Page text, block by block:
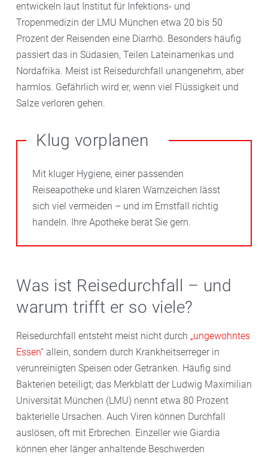
entwickeln laut Institut für Infektions- und
Tropenmedizin der LMU München etwa 20 bis 50
Prozent der Reisenden eine Diarrhö. Besonders häufig
passiert das in Südasien, Teilen Lateinamerikas und
Nordafrika. Meist ist Reisedurchfall unangenehm, aber
harmlos. Gefährlich wird er, wenn viel Flüssigkeit und
Salze verloren gehen.
Klug vorplanen
Mit kluger Hygiene, einer passenden
Reiseapotheke und klaren Warnzeichen lässt
sich viel vermeiden – und im Ernstfall richtig
handeln. Ihre Apotheke berät Sie gern.
Was ist Reisedurchfall – und
warum trifft er so viele?
Reisedurchfall entsteht meist nicht durch „ungewohntes
Essen“ allein, sondern durch Krankheitserreger in
verunreinigten Speisen oder Getränken. Häufig sind
Bakterien beteiligt; das Merkblatt der Ludwig Maximilian
Universität München (LMU) nennt etwa 80 Prozent
bakterielle Ursachen. Auch Viren können Durchfall
auslösen, oft mit Erbrechen. Einzeller wie Giardia
können eher länger anhaltende Beschwerden